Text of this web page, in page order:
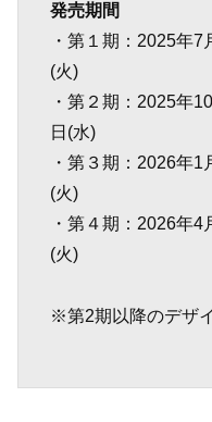
発売期間
・第１期：2025年7
(火)
・第２期：2025年
日(水)
・第３期：2026年1
(火)
・第４期：2026年4
(火)
※第2期以降のデザ